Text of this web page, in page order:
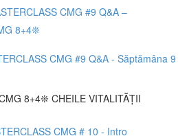
CMG #9 Q&A –
8+4❊
CMG #9 Q&A - Săptămâna 9
8+4❊ CHEILE VITALITĂȚII
CMG # 10 - Intro